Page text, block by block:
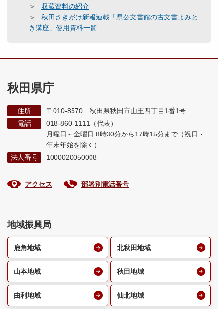
収蔵資料の紹介
秋田さきがけ新報連載「県公文書館の古文書よみと
き講座」使用資料一覧
秋田県庁
住所
〒010-8570 秋田県秋田市山王四丁目1番1号
電話
018-860-1111（代表）
月曜日～金曜日 8時30分から17時15分まで （祝日・
年末年始を除く）
法人番号
1000020050008
アクセス 部署別電話番号
地域振興局
鹿角地域 北秋田地域
山本地域 秋田地域
由利地域 仙北地域